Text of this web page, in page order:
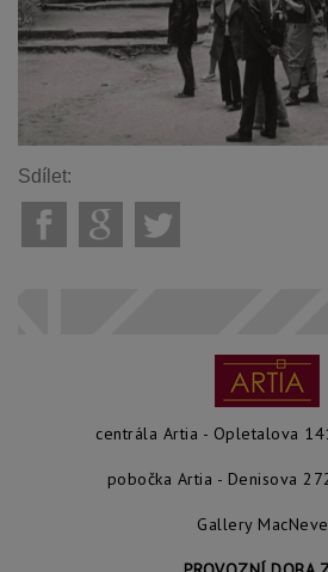
Sdílet:
centrála Artia - Opletalova
pobočka Artia - Denisova
Gallery